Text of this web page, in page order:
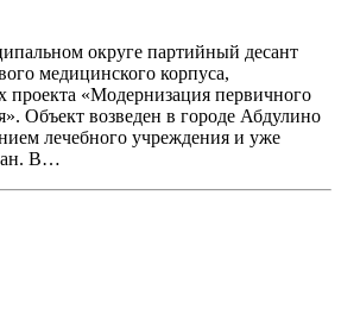
округе партийный десант
медицинского корпуса,
проекта «Модернизация первичного
Объект возведен в городе Абдулино
лечебного учреждения и уже
В…